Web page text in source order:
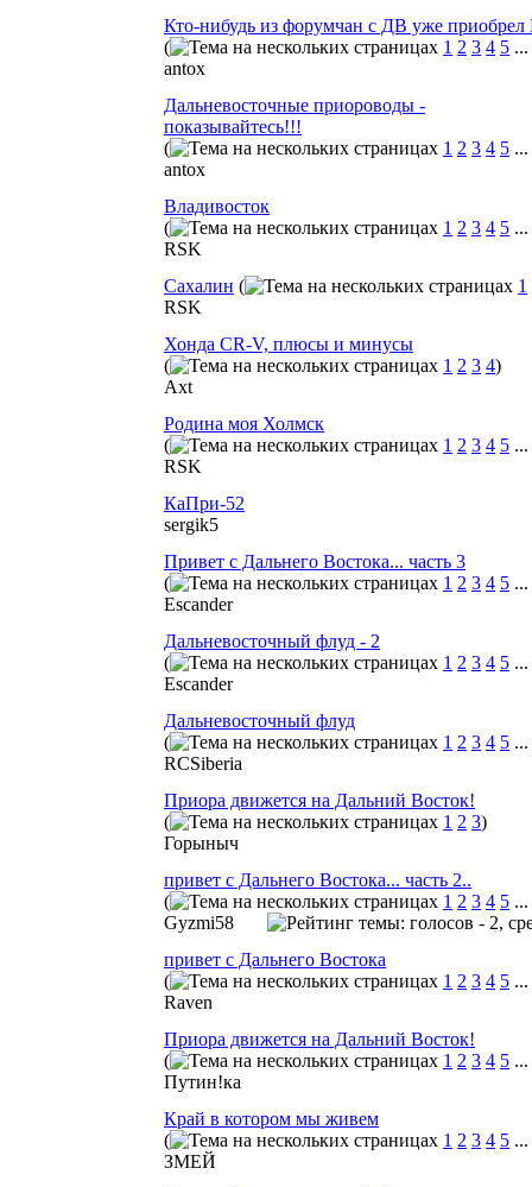
Кто-нибудь из форумчан с ДВ уже приобрел
(
1 2 3 4 5 ...
antox
Дальневосточные приороводы -
показывайтесь!!!
(
1 2 3 4 5 ...
antox
Владивосток
(
1 2 3 4 5 ...
RSK
Сахалин (
1
RSK
Хонда CR-V, плюсы и минусы
(
1 2 3 4)
Axt
Родина моя Холмск
(
1 2 3 4 5 ...
RSK
КаПри-52
sergik5
Привет с Дальнего Востока... часть 3
(
1 2 3 4 5 ...
Escander
Дальневосточный флуд - 2
(
1 2 3 4 5 ...
Escander
Дальневосточный флуд
(
1 2 3 4 5 ...
RCSiberia
Приора движется на Дальний Восток!
(
1 2 3)
Горыныч
привет с Дальнего Востока... часть 2..
(
1 2 3 4 5 ...
Gyzmi58
привет с Дальнего Востока
(
1 2 3 4 5 ...
Raven
Приора движется на Дальний Восток!
(
1 2 3 4 5 ...
Путин!ка
Край в котором мы живем
(
1 2 3 4 5 ...
ЗМЕЙ